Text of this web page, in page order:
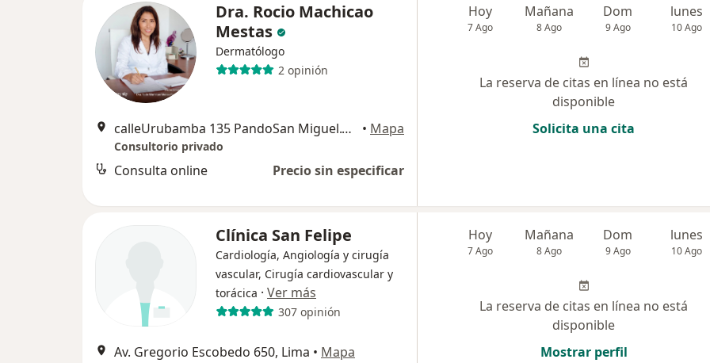
Dra. Rocio Machicao
Mestas
Dermatólogo
2 opinión
calleUrubamba 135 PandoSan Miguel.Cel , Lima • Mapa
Consultorio privado
Consulta online Precio sin especificar
Hoy
7 Ago
Mañana
8 Ago
Dom
9 Ago
lunes
10 Ago
La reserva de citas en línea no está
disponible
Solicita una cita
Clínica San Felipe
Cardiología, Angiología y cirugía
vascular, Cirugía cardiovascular y
torácica · Ver más
307 opinión
Av. Gregorio Escobedo 650, Lima • Mapa
Hoy
7 Ago
Mañana
8 Ago
Dom
9 Ago
lunes
10 Ago
La reserva de citas en línea no está
disponible
Mostrar perfil